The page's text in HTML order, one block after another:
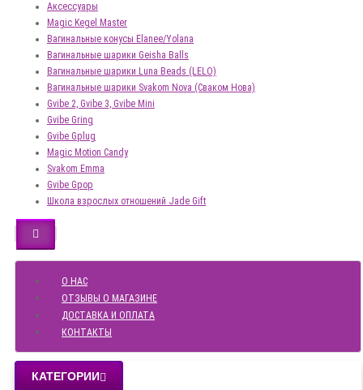
Аксессуары
Magic Kegel Master
Вагинальные конусы Elanee/Yolana
Вагинальные шарики Geisha Balls
Вагинальные шарики Luna Beads (LELO)
Вагинальные шарики Svakom Nova (Сваком Нова)
Gvibe 2, Gvibe 3, Gvibe Mini
Gvibe Gring
Gvibe Gplug
Magic Motion Candy
Svakom Emma
Gvibe Gpop
Школа взрослых отношений Jade Gift
О НАС
ОТЗЫВЫ О МАГАЗИНЕ
ДОСТАВКА И ОПЛАТА
КОНТАКТЫ
КАТЕГОРИИ